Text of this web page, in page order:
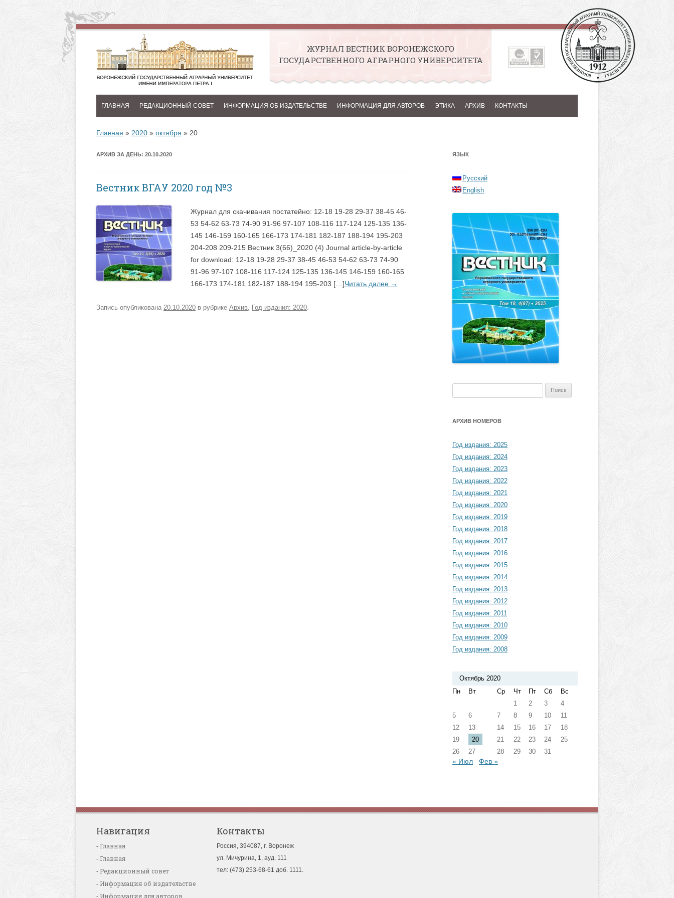
ЖУРНАЛ ВЕСТНИК ВОРОНЕЖСКОГО
ГОСУДАРСТВЕННОГО АГРАРНОГО УНИВЕРСИТЕТА
ГЛАВНАЯ РЕДАКЦИОННЫЙ СОВЕТ ИНФОРМАЦИЯ ОБ ИЗДАТЕЛЬСТВЕ ИНФОРМАЦИЯ ДЛЯ АВТОРОВ ЭТИКА АРХИВ КОНТАКТЫ
Главная » 2020 » октября » 20
АРХИВ ЗА ДЕНЬ: 20.10.2020
Вестник ВГАУ 2020 год №3
Журнал для скачивания постатейно: 12-18 19-28 29-37 38-45 46-
53 54-62 63-73 74-90 91-96 97-107 108-116 117-124 125-135 136-
145 146-159 160-165 166-173 174-181 182-187 188-194 195-203
204-208 209-215 Вестник 3(66)_2020 (4) Journal article-by-article
for download: 12-18 19-28 29-37 38-45 46-53 54-62 63-73 74-90
91-96 97-107 108-116 117-124 125-135 136-145 146-159 160-165
166-173 174-181 182-187 188-194 195-203 […]Читать далее →
Запись опубликована 20.10.2020 в рубрике Архив Год издания: 2020
ЯЗЫК
Русский
English
АРХИВ НОМЕРОВ
Год издания: 2025
Год издания: 2024
Год издания: 2023
Год издания: 2022
Год издания: 2021
Год издания: 2020
Год издания: 2019
Год издания: 2018
Год издания: 2017
Год издания: 2016
Год издания: 2015
Год издания: 2014
Год издания: 2013
Год издания: 2012
Год издания: 2011
Год издания: 2010
Год издания: 2009
Год издания: 2008
Октябрь 2020
Пн
Вт Ср Чт Пт Сб
Вс
1
2 3
4
5
6 7 8 9 10
11
12
13 14 15 16 17
18
19
20 21 22 23 24
25
26
27 28 29 30 31
« Июл Фев »
Навигация
Главная
Главная
Редакционный совет
Информация об издательстве
Информация для авторов
Контакты
Россия, 394087, г. Воронеж
ул. Мичурина, 1, ауд. 111
тел: (473) 253-68-61 доб. 1111.